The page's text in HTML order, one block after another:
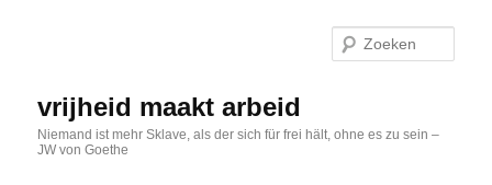
vrijheid maakt arbeid
Niemand ist mehr Sklave, als der sich für frei hält, ohne es zu sein –
JW von Goethe